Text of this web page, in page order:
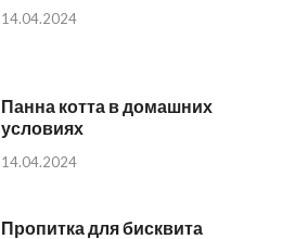
14.04.2024
Панна котта в домашних
условиях
14.04.2024
Пропитка для бисквита